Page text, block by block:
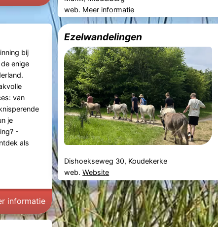
web. Meer informatie
bij
enige
van
je
-
als
informatie
Ezelwandelingen
Dishoekseweg 30, Koudekerke
web.Website